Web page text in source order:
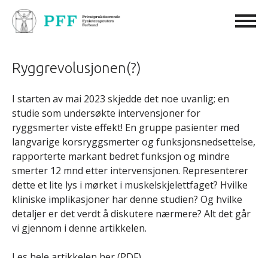
Ryggrevolusjonen(?)
I starten av mai 2023 skjedde det noe uvanlig; en
studie som undersøkte intervensjoner for
ryggsmerter viste effekt! En gruppe pasienter med
langvarige korsryggsmerter og funksjonsnedsettelse,
rapporterte markant bedret funksjon og mindre
smerter 12 mnd etter intervensjonen. Representerer
dette et lite lys i mørket i muskelskjelettfaget? Hvilke
kliniske implikasjoner har denne studien? Og hvilke
detaljer er det verdt å diskutere nærmere? Alt det går
vi gjennom i denne artikkelen.